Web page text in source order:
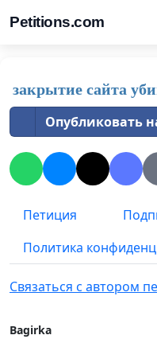
Petitions.com
закрытие сайта
Опубликовать
Петиция
Политика
Связаться с автором
Bagirka